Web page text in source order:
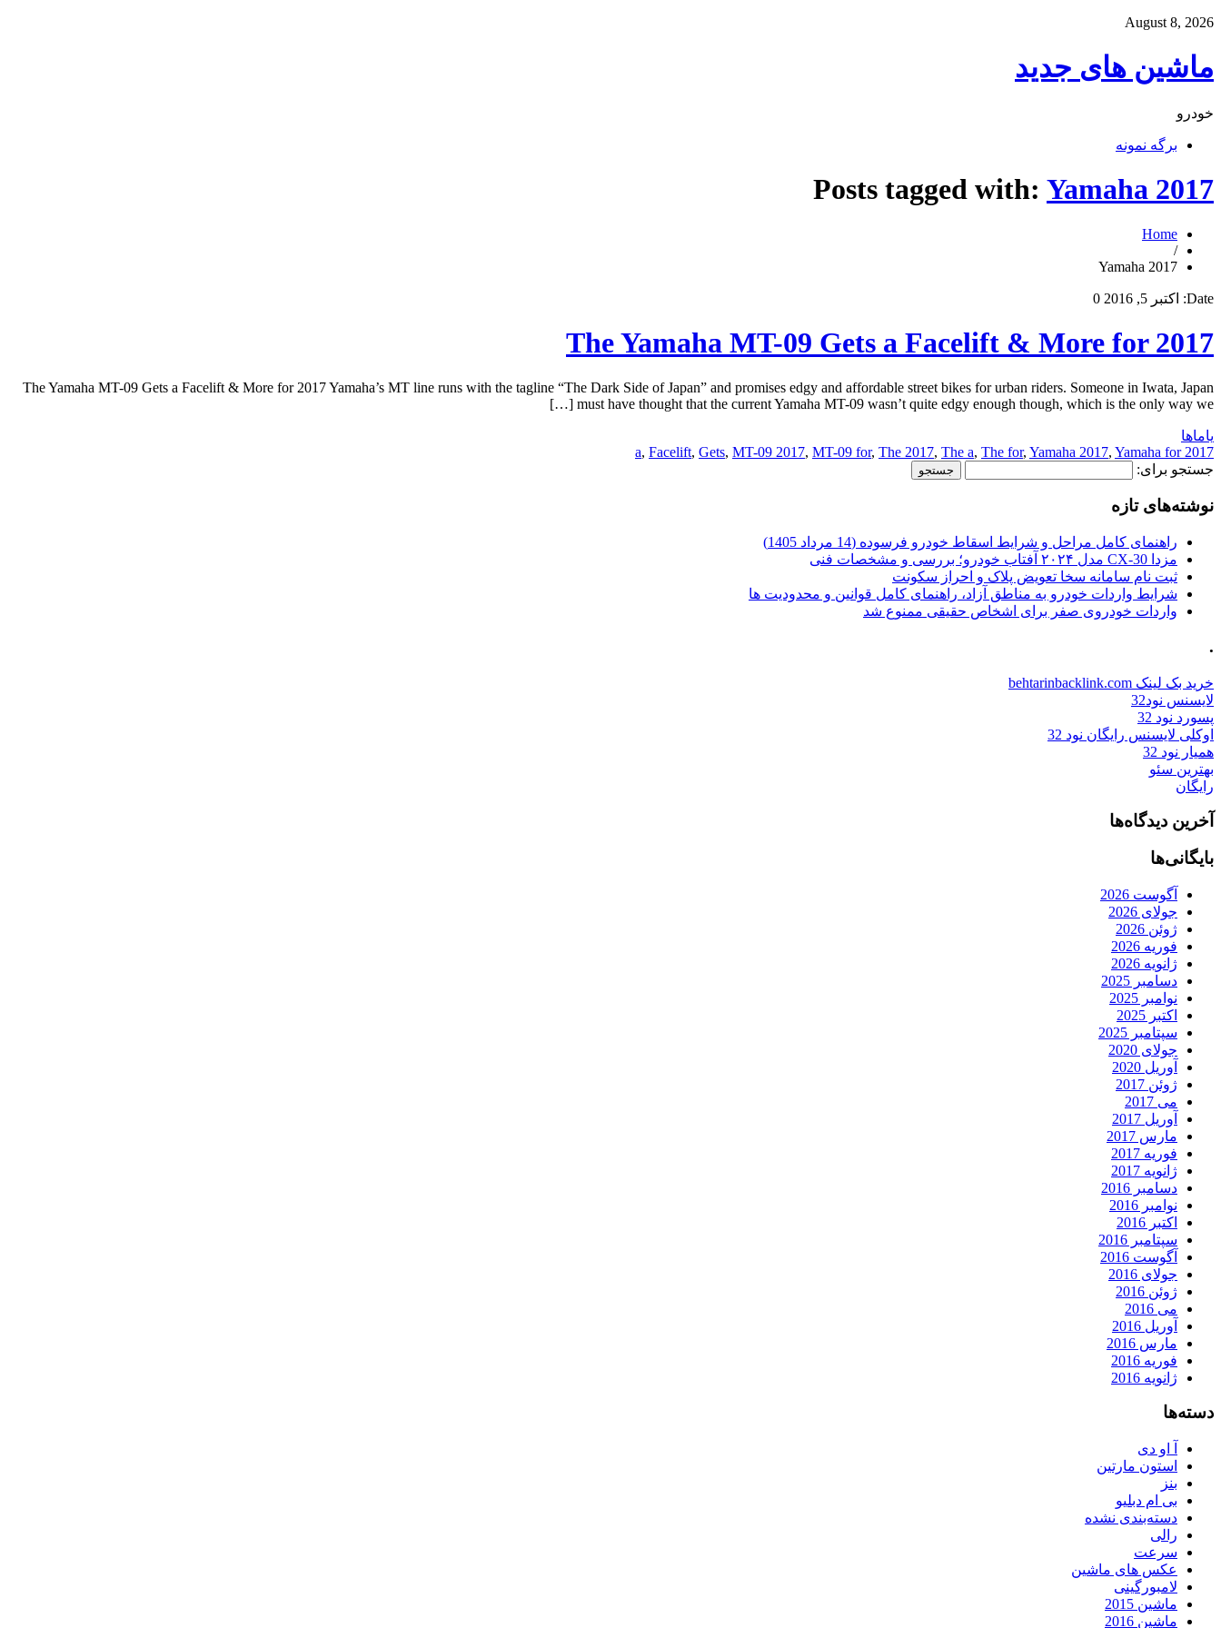
August 8, 2026
ماشین های جدید
خودرو
برگه نمونه
Posts tagged with: Yamaha 2017
Home
/
Yamaha 2017
Date: اکتبر 5, 2016 0
The Yamaha MT-09 Gets a Facelift & More for 2017
The Yamaha MT-09 Gets a Facelift & More for 2017 Yamaha’s MT line runs with the tagline “The Dark Side of Japan” and promises edgy and affordable street bikes for urban riders. Someone in Iwata, Japan
must have thought that the current Yamaha MT-09 wasn’t quite edgy enough though, which is the only way we […]
یاماها
2017 a
, Facelift, Gets, MT-09 2017, MT-09 for, The 2017, The a, The for, Yamaha 2017, Yamaha for
جستجو برای:
نوشته‌های تازه
راهنمای کامل مراحل و شرایط اسقاط خودرو فرسوده (14 مرداد 1405)
مزدا CX-30 مدل ۲۰۲۴ آفتاب خودرو؛ بررسی و مشخصات فنی
ثبت نام سامانه سخا تعویض پلاک و احراز سکونت
شرایط واردات خودرو به مناطق آزاد، راهنمای کامل قوانین و محدودیت ها
واردات خودروی صفر برای اشخاص حقیقی ممنوع شد
.
خرید بک لینک behtarinbacklink.com
لایسنس نود32
پسورد نود 32
اوکلی لایسنس رایگان نود 32
همیار نود 32
بهترین سئو
رایگان
آخرین دیدگاه‌ها
بایگانی‌ها
آگوست 2026
جولای 2026
ژوئن 2026
فوریه 2026
ژانویه 2026
دسامبر 2025
نوامبر 2025
اکتبر 2025
سپتامبر 2025
جولای 2020
آوریل 2020
ژوئن 2017
می 2017
آوریل 2017
مارس 2017
فوریه 2017
ژانویه 2017
دسامبر 2016
نوامبر 2016
اکتبر 2016
سپتامبر 2016
آگوست 2016
جولای 2016
ژوئن 2016
می 2016
آوریل 2016
مارس 2016
فوریه 2016
ژانویه 2016
دسته‌ها
آ او دی
استون مارتین
بنز
بی ام دبلیو
دسته‌بندی نشده
رالی
سرعت
عکس های ماشین
لامبورگینی
ماشین 2015
ماشین 2016